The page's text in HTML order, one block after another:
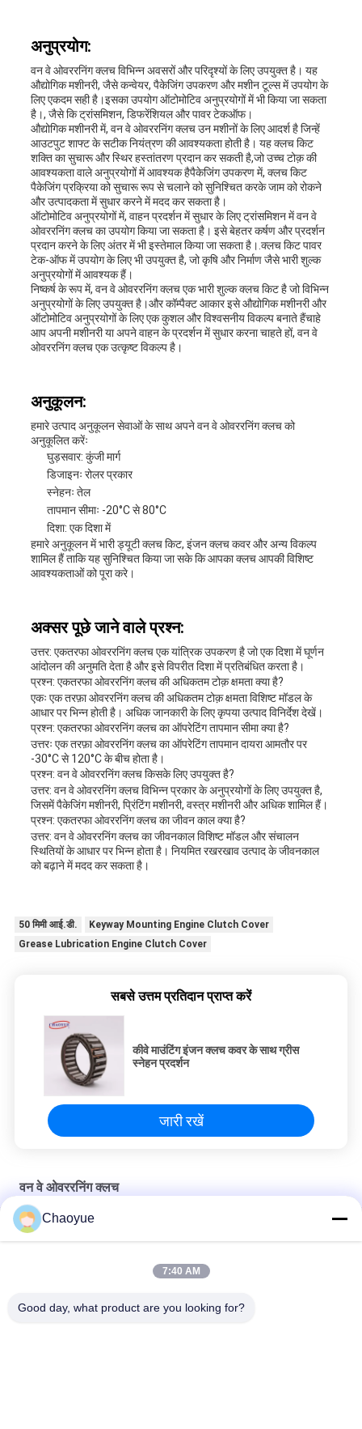
अनुप्रयोग:
वन वे ओवररनिंग क्लच विभिन्न अवसरों और परिदृश्यों के लिए उपयुक्त है। यह
औद्योगिक मशीनरी, जैसे कन्वेयर, पैकेजिंग उपकरण और मशीन टूल्स में उपयोग के
लिए एकदम सही है।इसका उपयोग ऑटोमोटिव अनुप्रयोगों में भी किया जा सकता
है।, जैसे कि ट्रांसमिशन, डिफरेंशियल और पावर टेकऑफ।
औद्योगिक मशीनरी में, वन वे ओवररनिंग क्लच उन मशीनों के लिए आदर्श है जिन्हें
आउटपुट शाफ्ट के सटीक नियंत्रण की आवश्यकता होती है। यह क्लच किट
शक्ति का सुचारू और स्थिर हस्तांतरण प्रदान कर सकती है,जो उच्च टोक़ की
आवश्यकता वाले अनुप्रयोगों में आवश्यक हैपैकेजिंग उपकरण में, क्लच किट
पैकेजिंग प्रक्रिया को सुचारू रूप से चलाने को सुनिश्चित करके जाम को रोकने
और उत्पादकता में सुधार करने में मदद कर सकता है।
ऑटोमोटिव अनुप्रयोगों में, वाहन प्रदर्शन में सुधार के लिए ट्रांसमिशन में वन वे
ओवररनिंग क्लच का उपयोग किया जा सकता है। इसे बेहतर कर्षण और प्रदर्शन
प्रदान करने के लिए अंतर में भी इस्तेमाल किया जा सकता है।.क्लच किट पावर
टेक-ऑफ में उपयोग के लिए भी उपयुक्त है, जो कृषि और निर्माण जैसे भारी शुल्क
अनुप्रयोगों में आवश्यक हैं।
निष्कर्ष के रूप में, वन वे ओवररनिंग क्लच एक भारी शुल्क क्लच किट है जो विभिन्न
अनुप्रयोगों के लिए उपयुक्त है।और कॉम्पैक्ट आकार इसे औद्योगिक मशीनरी और
ऑटोमोटिव अनुप्रयोगों के लिए एक कुशल और विश्वसनीय विकल्प बनाते हैंचाहे
आप अपनी मशीनरी या अपने वाहन के प्रदर्शन में सुधार करना चाहते हों, वन वे
ओवररनिंग क्लच एक उत्कृष्ट विकल्प है।
अनुकूलन:
हमारे उत्पाद अनुकूलन सेवाओं के साथ अपने वन वे ओवररनिंग क्लच को
अनुकूलित करेंः
घुड़सवार: कुंजी मार्ग
डिजाइनः रोलर प्रकार
स्नेहनः तेल
तापमान सीमाः -20°C से 80°C
दिशा: एक दिशा में
हमारे अनुकूलन में भारी ड्यूटी क्लच किट, इंजन क्लच कवर और अन्य विकल्प
शामिल हैं ताकि यह सुनिश्चित किया जा सके कि आपका क्लच आपकी विशिष्ट
आवश्यकताओं को पूरा करे।
अक्सर पूछे जाने वाले प्रश्न:
उत्तर: एकतरफा ओवररनिंग क्लच एक यांत्रिक उपकरण है जो एक दिशा में घूर्णन
आंदोलन की अनुमति देता है और इसे विपरीत दिशा में प्रतिबंधित करता है।
प्रश्न: एकतरफा ओवररनिंग क्लच की अधिकतम टोक़ क्षमता क्या है?
एकः एक तरफ़ा ओवररनिंग क्लच की अधिकतम टोक़ क्षमता विशिष्ट मॉडल के
आधार पर भिन्न होती है। अधिक जानकारी के लिए कृपया उत्पाद विनिर्देश देखें।
प्रश्न: एकतरफा ओवररनिंग क्लच का ऑपरेटिंग तापमान सीमा क्या है?
उत्तरः एक तरफ़ा ओवररनिंग क्लच का ऑपरेटिंग तापमान दायरा आमतौर पर
-30°C से 120°C के बीच होता है।
प्रश्न: वन वे ओवररनिंग क्लच किसके लिए उपयुक्त है?
उत्तर: वन वे ओवररनिंग क्लच विभिन्न प्रकार के अनुप्रयोगों के लिए उपयुक्त है,
जिसमें पैकेजिंग मशीनरी, प्रिंटिंग मशीनरी, वस्त्र मशीनरी और अधिक शामिल हैं।
प्रश्न: एकतरफा ओवररनिंग क्लच का जीवन काल क्या है?
उत्तर: वन वे ओवररनिंग क्लच का जीवनकाल विशिष्ट मॉडल और संचालन
स्थितियों के आधार पर भिन्न होता है। नियमित रखरखाव उत्पाद के जीवनकाल
को बढ़ाने में मदद कर सकता है।
50 मिमी आई.डी.
Keyway Mounting Engine Clutch Cover
Grease Lubrication Engine Clutch Cover
सबसे उत्तम प्रतिदान प्राप्त करें
कीवे माउंटिंग इंजन क्लच कवर के साथ ग्रीस
स्नेहन प्रदर्शन
जारी रखें
वन वे ओवररनिंग क्लच
CHAOYUE सेमी कपलिंग नॉन कॉन्टैक्ट वन वे ओवररनिंग क्लच
नॉन कॉन्टैक्ट वन वे 1500r / मिन 38000N.M क्विक रिलीज़ ओवररनिंग क्लच,
230N.M 25mm व्यास वन वे ओवररनिंग क्लच, फ्रीव्हील वन वे क्लच ब्लैक
Chaoyue
7:40 AM
Good day, what product are you looking for?